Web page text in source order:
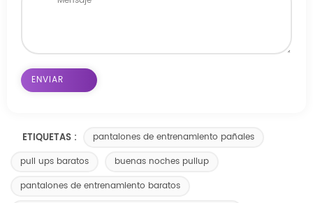
ETIQUETAS :
pantalones de entrenamiento pañales
pull ups baratos
buenas noches pullup
pantalones de entrenamiento baratos